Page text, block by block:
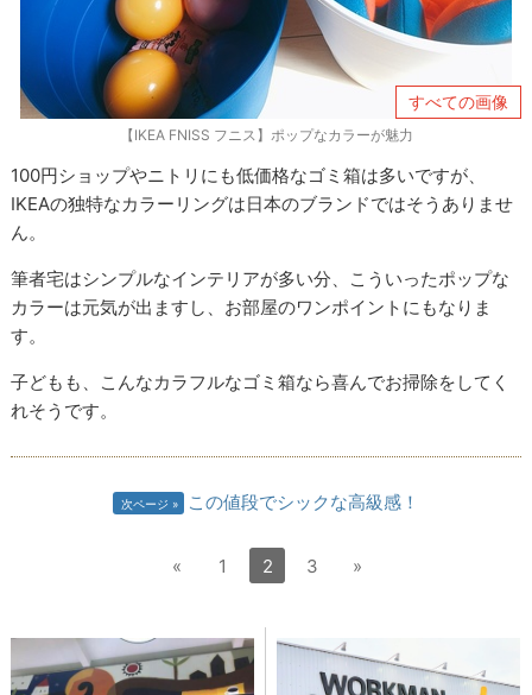
すべての画像
【IKEA FNISS フニス】ポップなカラーが魅力
100円ショップやニトリにも低価格なゴミ箱は多いですが、
IKEAの独特なカラーリングは日本のブランドではそうありませ
ん。
筆者宅はシンプルなインテリアが多い分、こういったポップな
カラーは元気が出ますし、お部屋のワンポイントにもなりま
す。
子どもも、こんなカラフルなゴミ箱なら喜んでお掃除をしてく
れそうです。
次ページ この値段でシックな高級感！
« 1 2 3 »